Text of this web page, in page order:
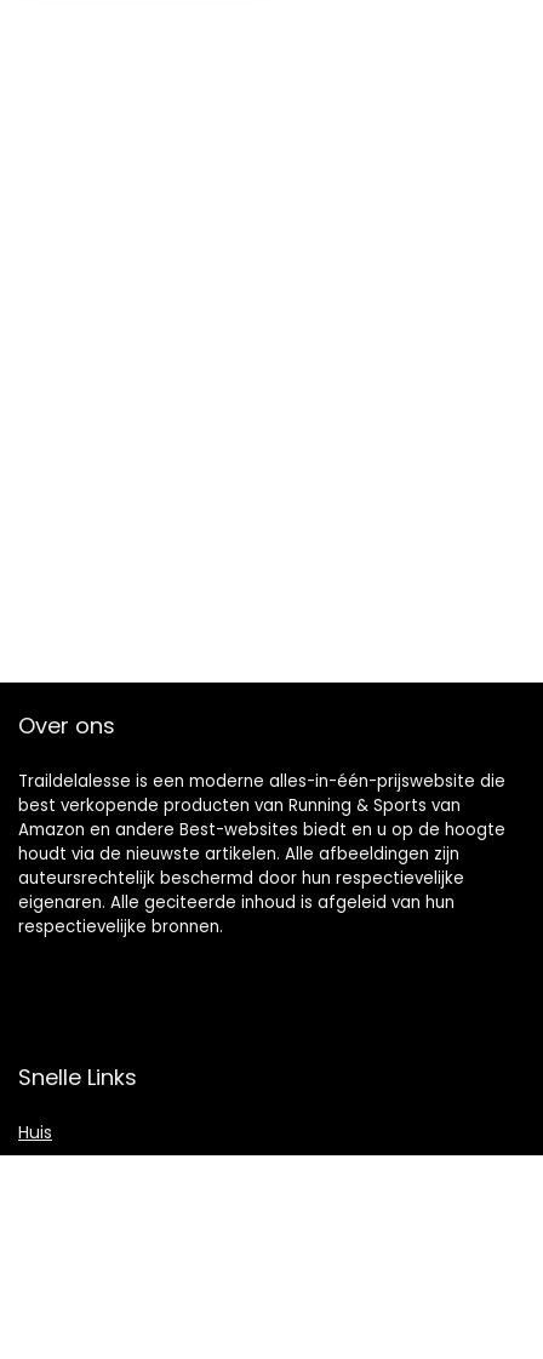
Over ons
Traildelalesse is een moderne alles-in-één-prijswebsite die
best verkopende producten van Running & Sports van
Amazon en andere Best-websites biedt en u op de hoogte
houdt via de nieuwste artikelen. Alle afbeeldingen zijn
auteursrechtelijk beschermd door hun respectievelijke
eigenaren. Alle geciteerde inhoud is afgeleid van hun
respectievelijke bronnen.
Snelle Links
Huis